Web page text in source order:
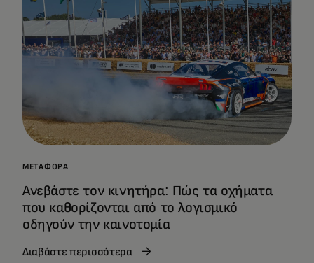
ΜΕΤΑΦΟΡΆ
Ανεβάστε τον κινητήρα: Πώς τα οχήματα
που καθορίζονται από το λογισμικό
οδηγούν την καινοτομία
Διαβάστε περισσότερα